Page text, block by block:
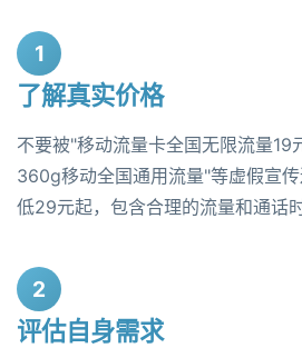
1
了解真实价格
不要被"移动流量卡全国无限流量19
360g移动全国通用流量"等虚假宣
低29元起，包含合理的流量和通话时
2
评估自身需求